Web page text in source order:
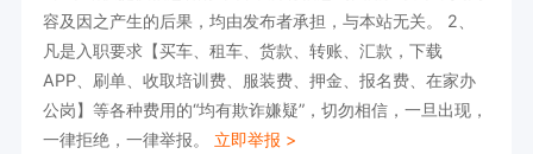
容及因之产生的后果，均由发布者承担，与本站无关。 2、
凡是入职要求【买车、租车、货款、转账、汇款，下载
APP、刷单、收取培训费、服装费、押金、报名费、在家办
公岗】等各种费用的“均有欺诈嫌疑”，切勿相信，一旦出现，
一律拒绝，一律举报。 立即举报 >